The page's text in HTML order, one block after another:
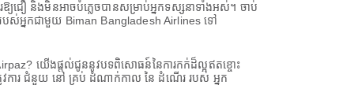
យជឿ និងមិនអាចបំភ្លេចបានសម្រាប់អ្នកទស្សនាទាំងអស់។ ចាប់
ររបស់អ្នកជាមួយ Biman Bangladesh Airlines ទៅ
យើងផ្តល់ជូននូវបទពិសោធន៍នៃការកក់ដ៏ល្អឥតខ្ចោះ
រូវការ ជំនួយ នៅ គ្រប់ ដំណាក់កាល នៃ ដំណើរ របស់ អ្នក